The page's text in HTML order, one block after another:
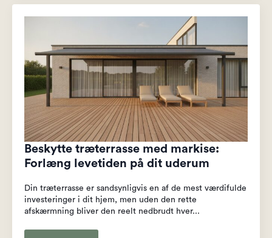
Beskytte træterrasse med markise:
Forlæng levetiden på dit uderum
Din træterrasse er sandsynligvis en af de mest værdifulde
investeringer i dit hjem, men uden den rette
afskærmning bliver den reelt nedbrudt hver...